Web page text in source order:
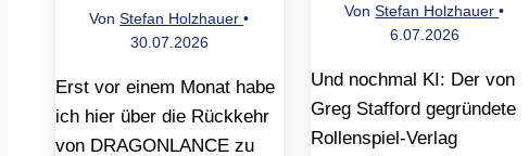
VonStefan Holzhauer•
30.07.2026
Erst vor einem Monat habe
ich hier über die Rückkehr
von DRAGONLANCE zu
VonStefan Holzhauer•
6.07.2026
Und nochmal KI: Der von
Greg Stafford gegründete
Rollenspiel-Verlag